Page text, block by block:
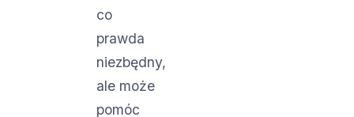
co
prawda
niezbędny,
ale może
pomóc